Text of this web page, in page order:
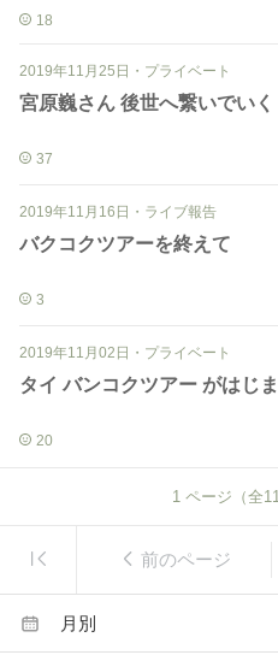
18
2019年11月25日 ・ プライベート
宮原巍さん 後世へ繋いでいく
37
2019年11月16日 ・ ライブ報告
バクコクツアーを終えて
3
2019年11月02日 ・ プライベート
タイ バンコクツアー がはじ
20
1 ページ（全
前のページ
月別